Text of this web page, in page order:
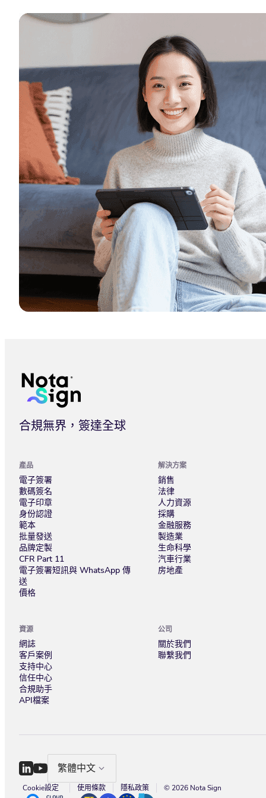
合規無界，簽達全球
產品
電子簽署
數碼簽名
電子印章
身份認證
範本
批量發送
品牌定製
CFR Part 11
電子簽署短訊與 WhatsApp 傳
送
價格
解決方案
銷售
法律
人力資源
採購
金融服務
製造業
生命科學
汽車行業
房地產
資源
網誌
客戶案例
支持中心
信任中心
合規助手
API檔案
公司
關於我們
聯繫我們
繁體中文
Cookie設定 使用條款 隱私政策 © 2026 Nota Sign